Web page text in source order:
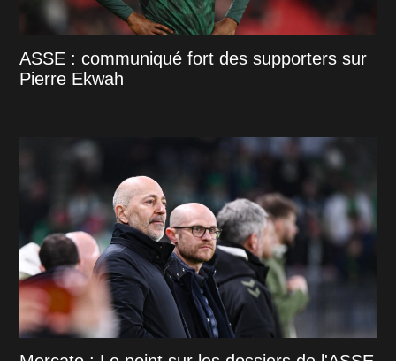
ASSE : communiqué fort des supporters sur
Pierre Ekwah